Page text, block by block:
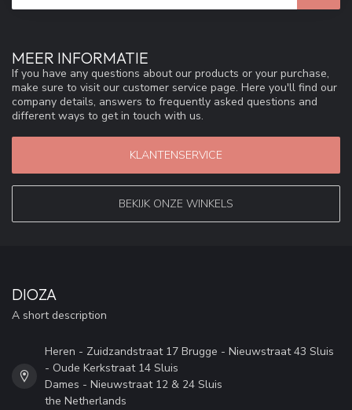
MEER INFORMATIE
If you have any questions about our products or your purchase,
make sure to visit our customer service page. Here you'll find our
company details, answers to frequently asked questions and
different ways to get in touch with us.
KLANTENSERVICE
BEKIJK ONZE WINKELS
DIOZA
A short description
Heren - Zuidzandstraat 17 Brugge - Nieuwstraat 43 Sluis
- Oude Kerkstraat 14 Sluis
Dames - Nieuwstraat 12 & 24 Sluis
the Netherlands